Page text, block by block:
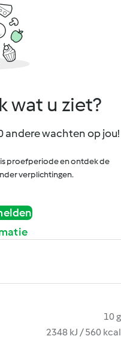
wat u ziet?
andere wachten op jou!
proefperiode en ontdek de
verplichtingen.
10 g
2348 kJ / 560 kcal